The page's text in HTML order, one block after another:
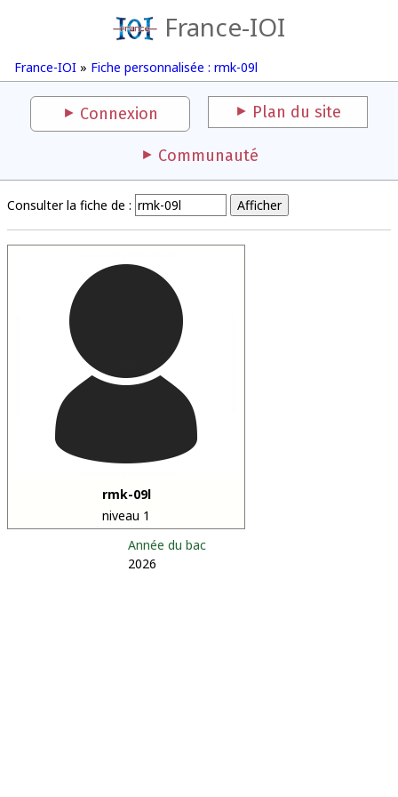
France-IOI
France-IOI » Fiche personnalisée : rmk-09l
Connexion Plan du site
Communauté
Consulter la fiche de :
rmk-09l
niveau 1
Année du bac
2026